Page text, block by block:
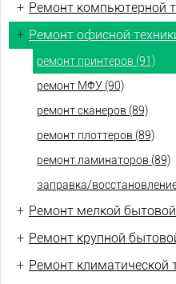
+ Ремонт компьютерной
+ Ремонт офисной
ремонт принтеров (91)
ремонт МФУ (90)
ремонт сканеров (89)
ремонт плоттеров (89)
ремонт ламинаторов (89)
заправка/
+ Ремонт мелкой бытовой
+ Ремонт крупной
+ Ремонт климатической